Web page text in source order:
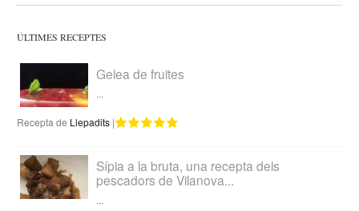
ÚLTIMES RECEPTES
Gelea de fruites
...
Recepta de Llepadits |
Sípia a la bruta, una recepta dels
pescadors de Vilanova...
...